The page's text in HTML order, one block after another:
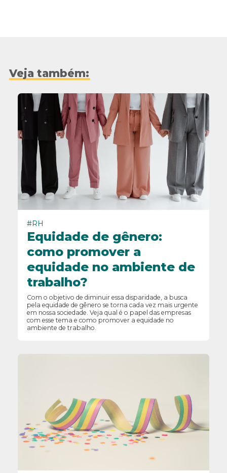
Veja também:
#RH
Equidade de gênero:
como promover a
equidade no ambiente de
trabalho?
Com o objetivo de diminuir essa disparidade, a busca
pela equidade de gênero se torna cada vez mais urgente
em nossa sociedade. Veja qual é o papel das empresas
com esse tema e como promover a equidade no
ambiente de trabalho.